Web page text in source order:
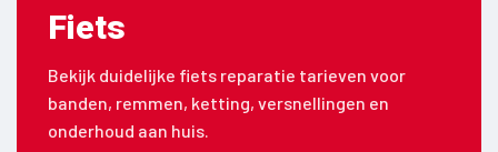
Fiets
Bekijk duidelijke fiets reparatie tarieven voor
banden, remmen, ketting, versnellingen en
onderhoud aan huis.